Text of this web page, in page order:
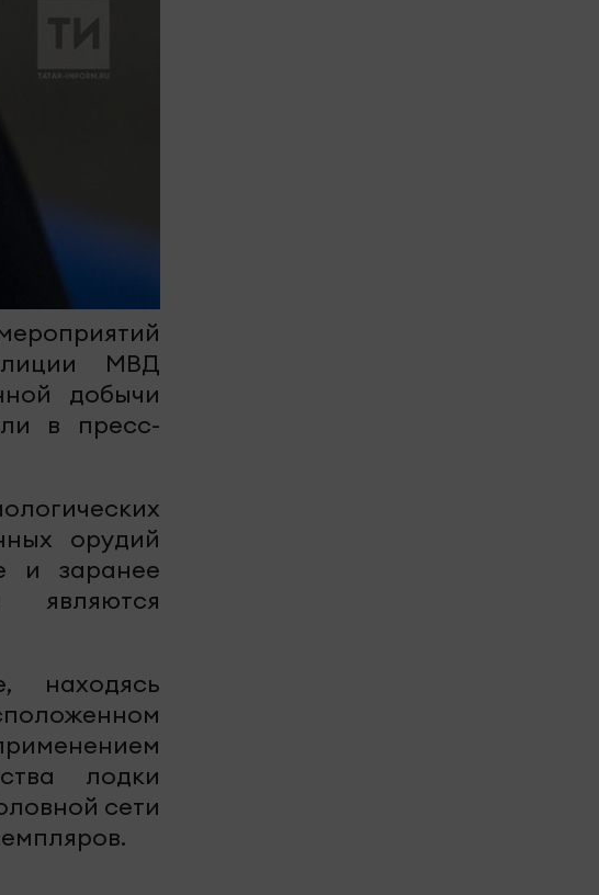
МВД
добычи
в пресс-
орудий
и заранее
являются
находясь
лодки
сети